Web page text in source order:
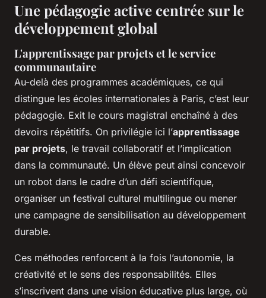
Une pédagogie active centrée sur le
développement global
L'apprentissage par projets et le service
communautaire
Au-delà des programmes académiques, ce qui
distingue les écoles internationales à Paris, c’est leur
pédagogie. Exit le cours magistral enchaîné à des
devoirs répétitifs. On privilégie ici l’apprentissage
par projets, le travail collaboratif et l’implication
dans la communauté. Un élève peut ainsi concevoir
un robot dans le cadre d’un défi scientifique,
organiser un festival culturel multilingue ou mener
une campagne de sensibilisation au développement
durable.
Ces méthodes renforcent à la fois l’autonomie, la
créativité et le sens des responsabilités. Elles
s’inscrivent dans une vision éducative plus large, où